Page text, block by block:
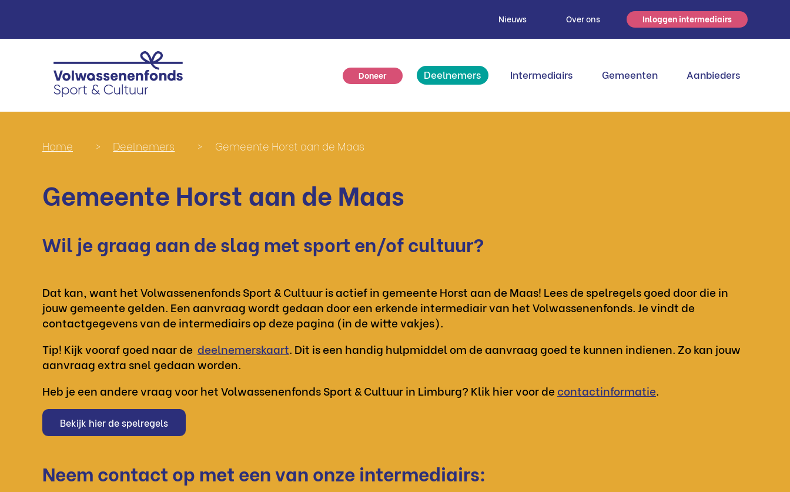
Nieuws Over ons Inloggen intermediairs
Doneer Deelnemers Intermediairs Gemeenten Aanbieders
Home > Deelnemers > Gemeente Horst aan de Maas
Gemeente Horst aan de Maas
Wil je graag aan de slag met sport en/of cultuur?
Dat kan, want het Volwassenenfonds Sport & Cultuur is actief in gemeente Horst aan de Maas! Lees de spelregels goed door die in
jouw gemeente gelden. Een aanvraag wordt gedaan door een erkende intermediair van het Volwassenenfonds. Je vindt de
contactgegevens van de intermediairs op deze pagina (in de witte vakjes).
Tip! Kijk vooraf goed naar de deelnemerskaart. Dit is een handig hulpmiddel om de aanvraag goed te kunnen indienen. Zo kan jouw
aanvraag extra snel gedaan worden.
Heb je een andere vraag voor het Volwassenenfonds Sport & Cultuur in Limburg? Klik hier voor de contactinformatie.
Bekijk hier de spelregels
Neem contact op met een van onze intermediairs: